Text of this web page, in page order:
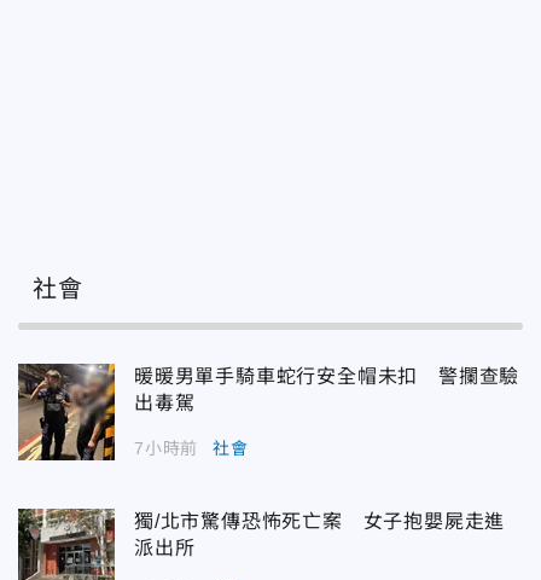
社會
暖暖男單手騎車蛇行安全帽未扣 警攔查驗
出毒駕
7小時前 社會
獨/北市驚傳恐怖死亡案 女子抱嬰屍走進
派出所